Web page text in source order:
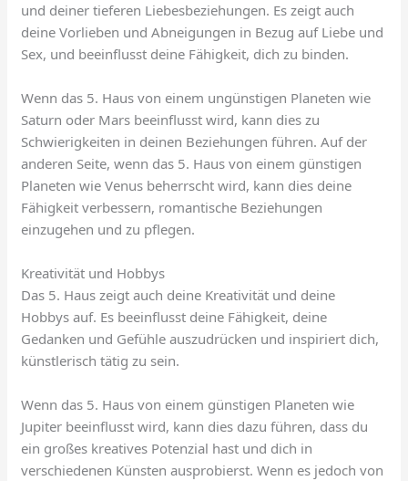
und deiner tieferen Liebesbeziehungen. Es zeigt auch
deine Vorlieben und Abneigungen in Bezug auf Liebe und
Sex, und beeinflusst deine Fähigkeit, dich zu binden.
Wenn das 5. Haus von einem ungünstigen Planeten wie
Saturn oder Mars beeinflusst wird, kann dies zu
Schwierigkeiten in deinen Beziehungen führen. Auf der
anderen Seite, wenn das 5. Haus von einem günstigen
Planeten wie Venus beherrscht wird, kann dies deine
Fähigkeit verbessern, romantische Beziehungen
einzugehen und zu pflegen.
Kreativität und Hobbys
Das 5. Haus zeigt auch deine Kreativität und deine
Hobbys auf. Es beeinflusst deine Fähigkeit, deine
Gedanken und Gefühle auszudrücken und inspiriert dich,
künstlerisch tätig zu sein.
Wenn das 5. Haus von einem günstigen Planeten wie
Jupiter beeinflusst wird, kann dies dazu führen, dass du
ein großes kreatives Potenzial hast und dich in
verschiedenen Künsten ausprobierst. Wenn es jedoch von